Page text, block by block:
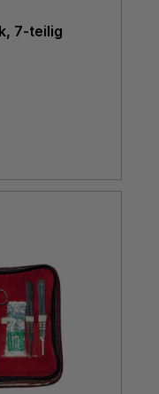
7-teilig